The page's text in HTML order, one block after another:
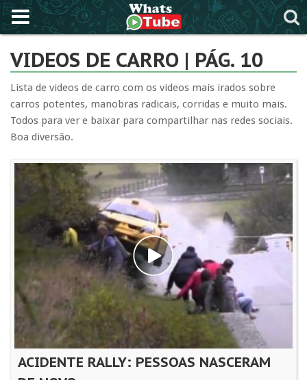
VIDEOS DE CARRO | PÁG. 10
Lista de videos de carro com os videos mais irados sobre
carros potentes, manobras radicais, corridas e muito mais.
Todos para ver e baixar para compartilhar nas redes sociais.
Boa diversão.
ACIDENTE RALLY: PESSOAS NASCERAM